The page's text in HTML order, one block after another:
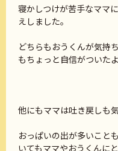
寝かしつけが苦手なママ
えしました。
どちらもおうくんが気持
もちょっと自信がついた
他にもママは吐き戻しも
おっぱいの出が多いこと
いてもママやおうくんに